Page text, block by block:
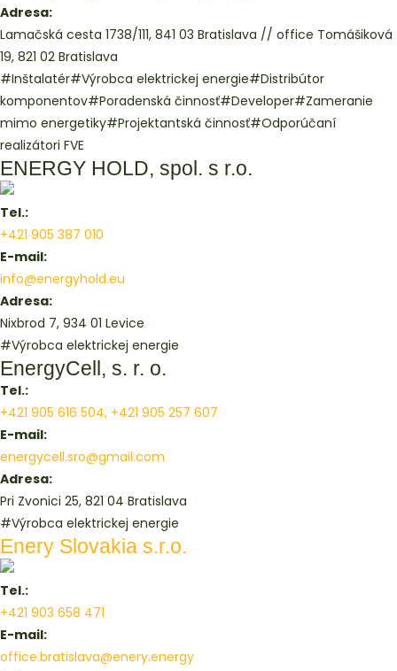
Adresa:
Lamačská cesta 1738/111, 841 03 Bratislava // office Tomášiková
19, 821 02 Bratislava
#Inštalatér#Výrobca elektrickej energie#Distribútor
komponentov#Poradenská činnosť#Developer#Zameranie
mimo energetiky#Projektantská činnosť#Odporúčaní
realizátori FVE
ENERGY HOLD, spol. s r.o.
Tel.:
+421 905 387 010
E-mail:
info@energyhold.eu
Adresa:
Nixbrod 7, 934 01 Levice
#Výrobca elektrickej energie
EnergyCell, s. r. o.
Tel.:
+421 905 616 504, +421 905 257 607
E-mail:
energycell.sro@gmail.com
Adresa:
Pri Zvonici 25, 821 04 Bratislava
#Výrobca elektrickej energie
Enery Slovakia s.r.o.
Tel.:
+421 903 658 471
E-mail:
office.bratislava@enery.energy